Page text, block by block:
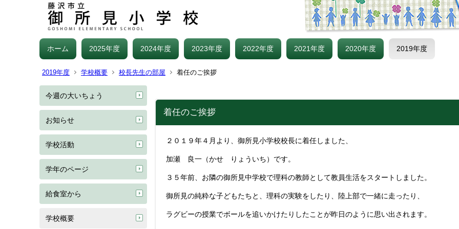
ホーム 2025年度 2024年度 2023年度 2022年度 2021年度 2020年度 2019年度
2019年度 学校概要 校長先生の部屋 着任のご挨拶
今週の大いちょう
お知らせ
学校活動
学年のページ
給食室から
学校概要
着任のご挨拶
２０１９年４月より、御所見小学校校長に着任しました、
加瀬 良一（かせ りょういち）です。
３５年前、お隣の御所見中学校で理科の教師として教員生活をスタートしました。
御所見の純粋な子どもたちと、理科の実験をしたり、陸上部で一緒に走ったり、
ラグビーの授業でボールを追いかけたりしたことが昨日のように思い出されます。